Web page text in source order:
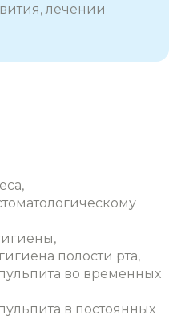
лечении
полости рта,
во временных
в постоянных